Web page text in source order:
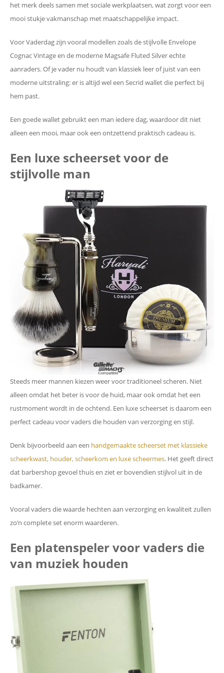
het merk deels samen met sociale werkplaatsen, wat zorgt voor een
mooi stukje vakmanschap met maatschappelijke impact.
Voor Vaderdag zijn vooral modellen zoals de stijlvolle Envelope
Cognac Vintage en de moderne Magsafe Fluted Silver echte
aanraders. Of je vader nu houdt van klassiek leer of juist van een
moderne uitstraling: er is altijd wel een Secrid wallet die perfect bij
hem past.
Een goede wallet gebruikt een man iedere dag, waardoor dit niet
alleen een mooi, maar ook een ontzettend praktisch cadeau is.
Een luxe scheerset voor de
stijlvolle man
Steeds meer mannen kiezen weer voor traditioneel scheren. Niet
alleen omdat het beter is voor de huid, maar ook omdat het een
rustmoment wordt in de ochtend. Een luxe scheerset is daarom een
perfect cadeau voor vaders die houden van verzorging en stijl.
Denk bijvoorbeeld aan een handgemaakte scheerset met klassieke
scheerkwast, houder, scheerkom en luxe scheermes. Het geeft direct
dat barbershop gevoel thuis en ziet er bovendien stijlvol uit in de
badkamer.
Vooral vaders die waarde hechten aan verzorging en kwaliteit zullen
zo’n complete set enorm waarderen.
Een platenspeler voor vaders die
van muziek houden